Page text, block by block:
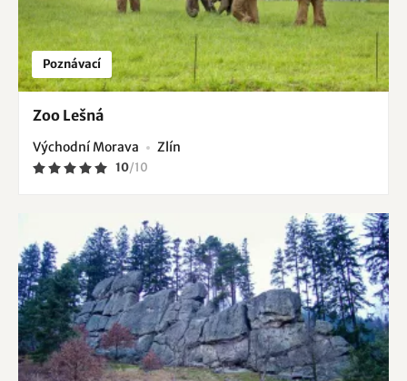
Poznávací
Zoo Lešná
Východní Morava Zlín
10/10